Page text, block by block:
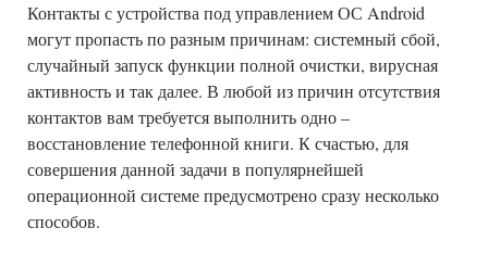
Контакты с устройства под управлением ОС Android
могут пропасть по разным причинам: системный сбой,
случайный запуск функции полной очистки, вирусная
активность и так далее. В любой из причин отсутствия
контактов вам требуется выполнить одно –
восстановление телефонной книги. К счастью, для
совершения данной задачи в популярнейшей
операционной системе предусмотрено сразу несколько
способов.